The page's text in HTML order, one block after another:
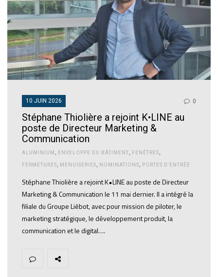
10 JUIN 2026 0
Stéphane Thiolière a rejoint K•LINE au
poste de Directeur Marketing &
Communication
ALUMINIUM ENVELOPPE DU BÂTIMENT FENÊTRES
FERMETURES MENUISERIES NOMINATIONS PORTES D'ENTRÉE
Stéphane Thiolière a rejoint K•LINE au poste de Directeur
Marketing & Communication le 11 mai dernier. Il a intégré la
filiale du Groupe Liébot, avec pour mission de piloter, le
marketing stratégique, le développement produit, la
communication et le digital….